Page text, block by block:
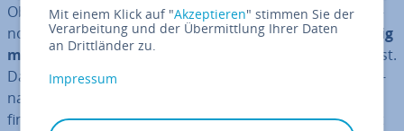
Ob mit der Di­gi­tal­ka­me­ra oder dem Smart­phone auf­ge­
nom­men – im Netz hoch­ge­la­de­ne Fotosverraten häufig
mehr In­for­ma­tio­nen über die Aufnahme, als uns lieb ist.
Datum und Uhrzeit der Aufnahme oder die GPS-Ko­or­di­
na­ten, die Auskunft über den Ort der Aufnahme geben,
finden versierte Anwender mühelos. Umso wichtiger ist
Mit einem Klick auf "Akzeptieren" stimmen Sie der
Verarbeitung und der Übermittlung Ihrer Daten
an Drittländer zu.
Impressum